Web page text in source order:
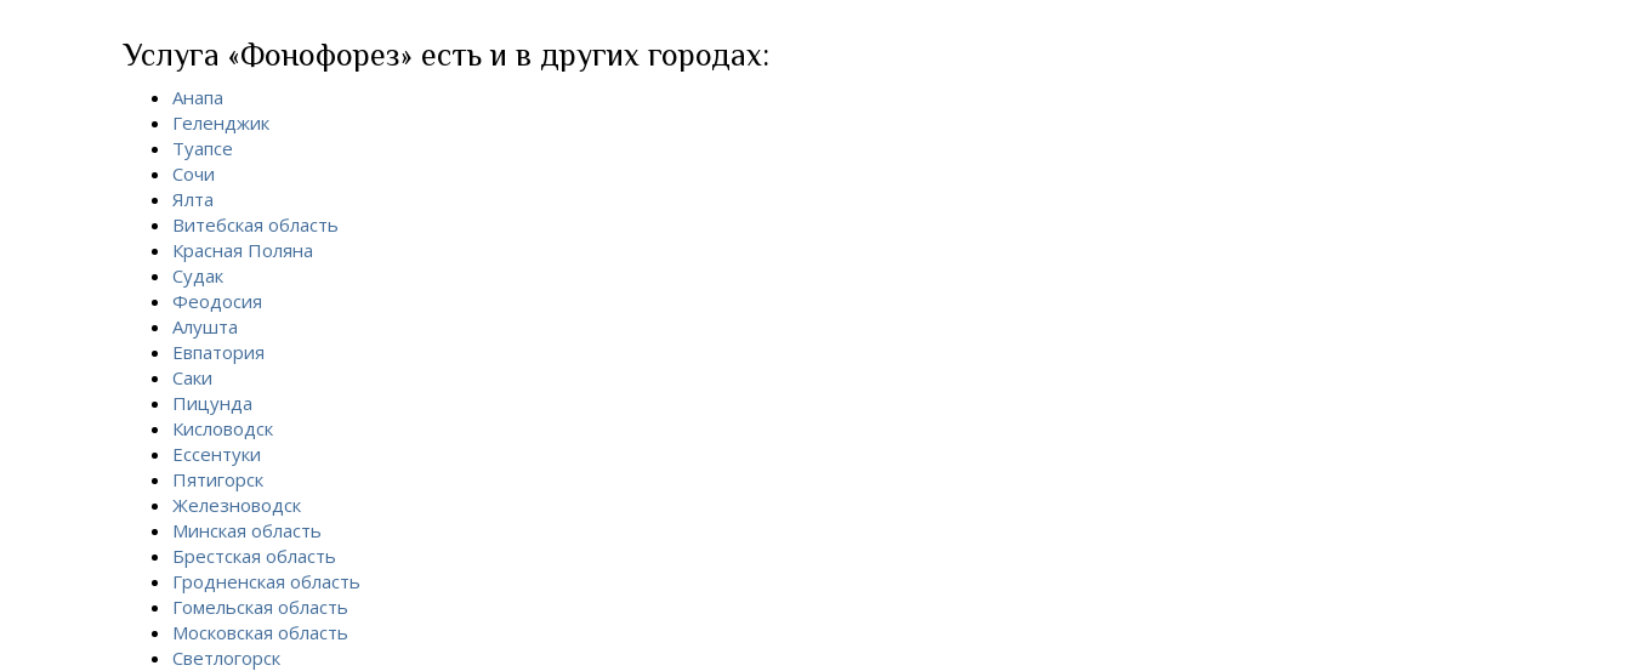
Услуга «Фонофорез» есть и в других городах:
Анапа
Геленджик
Туапсе
Сочи
Ялта
Витебская область
Красная Поляна
Судак
Феодосия
Алушта
Евпатория
Саки
Пицунда
Кисловодск
Ессентуки
Пятигорск
Железноводск
Минская область
Брестская область
Гродненская область
Гомельская область
Московская область
Светлогорск